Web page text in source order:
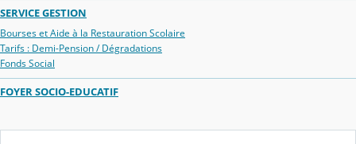
SERVICE GESTION
Bourses et Aide à la Restauration Scolaire
Tarifs : Demi-Pension / Dégradations
Fonds Social
FOYER SOCIO-EDUCATIF